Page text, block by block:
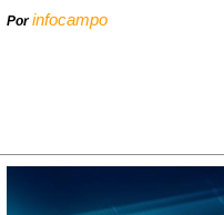
Porinfocampo